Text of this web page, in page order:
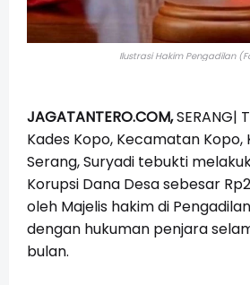
Ilustrasi Hakim Pengadilan
JAGATANTERO.COM,
Kades Kopo, Kecamatan
Serang, Suryadi tebukti
Korupsi Dana Desa sebesar
oleh Majelis hakim di
dengan hukuman penjara
bulan.